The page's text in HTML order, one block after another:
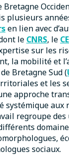
Bretagne
plusieurs
en lien avec
le CNRS, le
sur les
la mobilité et
Bretagne Sud (
et les
approche
systémique aux
regroupe
sociaux.